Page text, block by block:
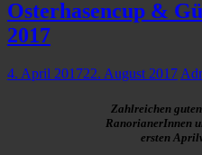
Osterhasencup &
2017
4. April 201722. August 2017
Zahlreichen
RanorianerInnen
ersten